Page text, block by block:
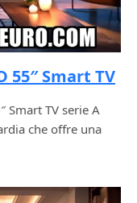
55″ Smart TV
Smart TV serie A
che offre una